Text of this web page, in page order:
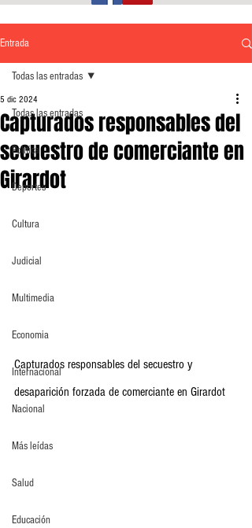
Entrada
Todas las entradas
Política
Deportes
Cultura
Judicial
Multimedia
Economia
Internacional
Nacional
Más leídas
Salud
Educación
Todas las entradas
Capturados responsables del
secuestro de comerciante en
Girardot
5 dic 2024
Capturados responsables del secuestro y
desaparición forzada de comerciante en Girardot